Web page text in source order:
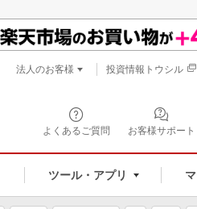
よくあるご質問 お客様サポート
ツール・アプリ
法人のお客様 投資情報トウシル